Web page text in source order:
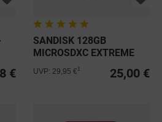
€
SANDISK 128GB
MICROSDXC EXTREME
PRO C10 UHS-I...
25,00 €
UVP: 29,95 € 1